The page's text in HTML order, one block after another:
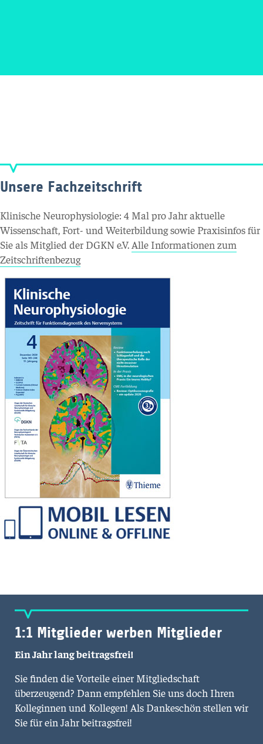
Unsere Fachzeitschrift
Klinische Neurophysiologie: 4 Mal pro Jahr aktuelle
Wissenschaft, Fort- und Weiterbildung sowie Praxisinfos für
Sie als Mitglied der DGKN e.V. Alle Informationen zum
Zeitschriftenbezug
1:1 Mitglieder werben Mitglieder
Ein Jahr lang beitragsfrei!
Sie finden die Vorteile einer Mitgliedschaft
überzeugend? Dann empfehlen Sie uns doch Ihren
Kolleginnen und Kollegen! Als Dankeschön stellen wir
Sie für ein Jahr beitragsfrei!